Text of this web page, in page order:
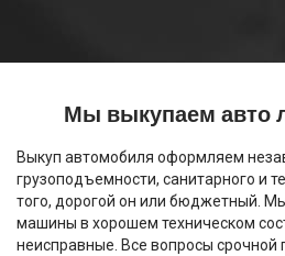
Мы выкупаем авто
Выкуп автомобиля оформляем
грузоподъемности, санитарного и
того, дорогой он или бюджетный.
машины в хорошем техническом
неисправные. Все вопросы